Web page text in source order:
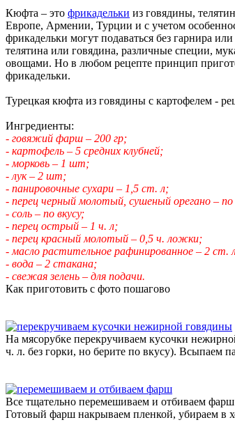
Кюфта – это фрикадельки из говядины,
Европе, Армении, Турции и с учетом
фрикадельки могут подаваться без гарнира
телятина или говядина, различные специи,
овощами. Но в любом рецепте принцип
фрикадельки.
Турецкая кюфта из говядины с картофелем -
Ингредиенты:
- говяжий фарш – 200 гр;
- картофель – 5 средних клубней;
- морковь – 1 шт;
- лук – 2 шт;
- панировочные сухари – 1,5 ст. л;
- перец черный молотый, сушеный орегано –
- соль – по вкусу;
- перец острый – 1 ч. л;
- перец красный молотый – 0,5 ч. ложки;
- масло растительное рафинированное – 2 ст.
- вода – 2 стакана;
- свежая зелень – для подачи.
Как приготовить с фото пошагово
На мясорубке перекручиваем кусочки
ч. л. без горки, но берите по вкусу). Всыпаем
Все тщательно перемешиваем и отбиваем
Готовый фарш накрываем пленкой, убираем в